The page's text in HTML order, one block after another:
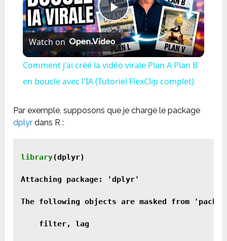
Play
Video
Watch on
Comment j'ai créé la vidéo virale Plan A Plan B
en boucle avec l'IA (Tutoriel FlexClip complet)
Par exemple, supposons que je charge le package
dplyr dans R :
library(dplyr)
Attaching package: 'dplyr'
The following objects are masked from
    filter, lag